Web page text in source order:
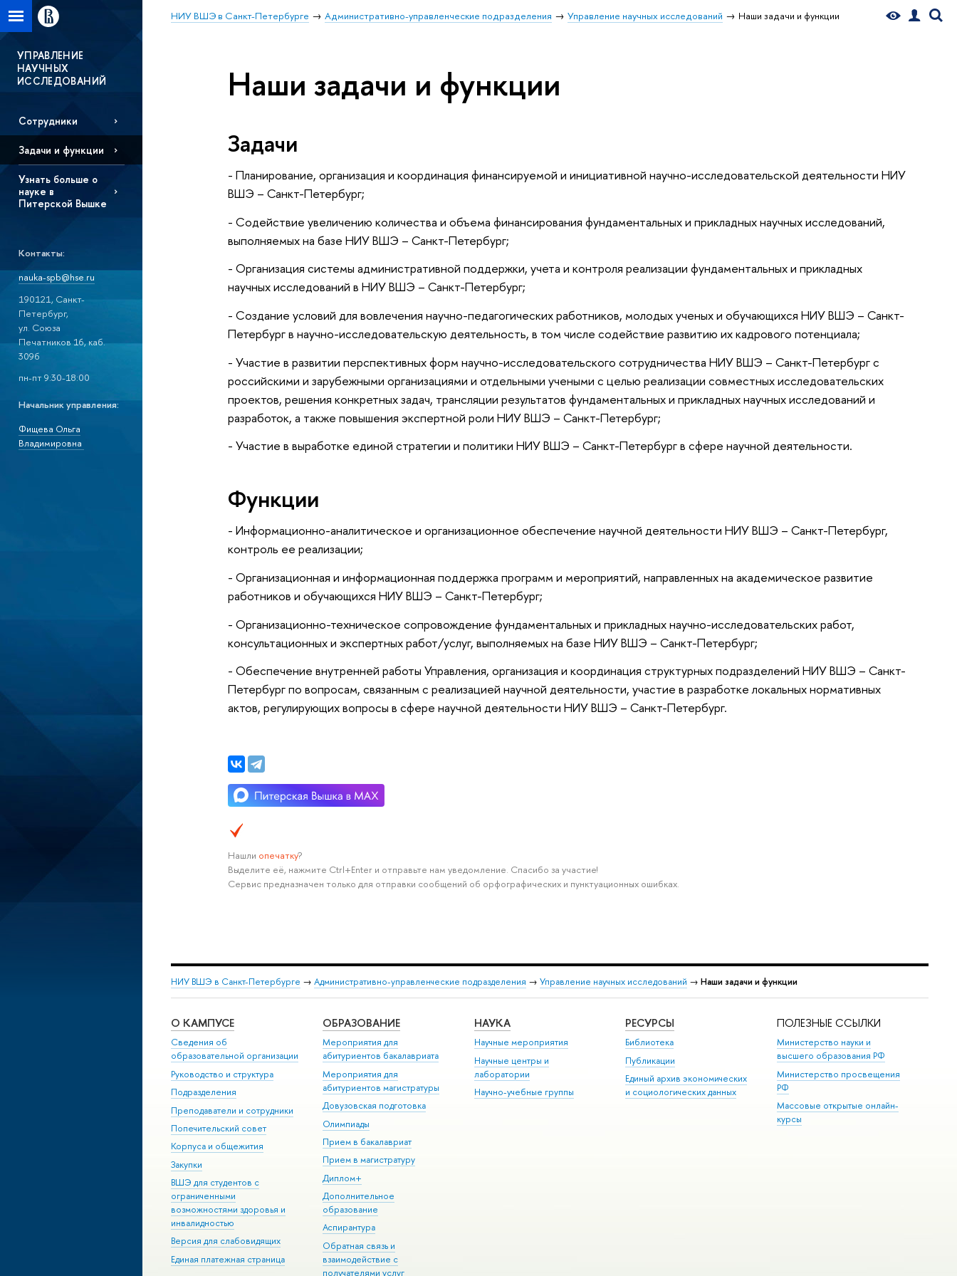
НИУ ВШЭ в Санкт-Петербурге Административно-управленческие подразделения Управление научных исследований Наши задачи и функции
УПРАВЛЕНИЕ
НАУЧНЫХ
ИССЛЕДОВАНИЙ
Сотрудники
Задачи и функции
Узнать больше о
науке в
Питерской Вышке
Контакты:
nauka-spb@hse.ru
190121, Санкт-
Петербург,
ул. Союза
Печатников 16, каб.
309б
пн-пт 9:30-18:00
Начальник управления:
Фищева Ольга
Владимировна
Наши задачи и функции
Задачи
- Планирование, организация и координация финансируемой и инициативной научно-исследовательской деятельности НИУ
ВШЭ – Санкт-Петербург;
- Содействие увеличению количества и объема финансирования фундаментальных и прикладных научных исследований,
выполняемых на базе НИУ ВШЭ – Санкт-Петербург;
- Организация системы административной поддержки, учета и контроля реализации фундаментальных и прикладных
научных исследований в НИУ ВШЭ – Санкт-Петербург;
- Создание условий для вовлечения научно-педагогических работников, молодых ученых и обучающихся НИУ ВШЭ – Санкт-
Петербург в научно-исследовательскую деятельность, в том числе содействие развитию их кадрового потенциала;
- Участие в развитии перспективных форм научно-исследовательского сотрудничества НИУ ВШЭ – Санкт-Петербург с
российскими и зарубежными организациями и отдельными учеными с целью реализации совместных исследовательских
проектов, решения конкретных задач, трансляции результатов фундаментальных и прикладных научных исследований и
разработок, а также повышения экспертной роли НИУ ВШЭ – Санкт-Петербург;
- Участие в выработке единой стратегии и политики НИУ ВШЭ – Санкт-Петербург в сфере научной деятельности.
Функции
- Информационно-аналитическое и организационное обеспечение научной деятельности НИУ ВШЭ – Санкт-Петербург,
контроль ее реализации;
- Организационная и информационная поддержка программ и мероприятий, направленных на академическое развитие
работников и обучающихся НИУ ВШЭ – Санкт-Петербург;
- Организационно-техническое сопровождение фундаментальных и прикладных научно-исследовательских работ,
консультационных и экспертных работ/услуг, выполняемых на базе НИУ ВШЭ – Санкт-Петербург;
- Обеспечение внутренней работы Управления, организация и координация структурных подразделений НИУ ВШЭ – Санкт-
Петербург по вопросам, связанным с реализацией научной деятельности, участие в разработке локальных нормативных
актов, регулирующих вопросы в сфере научной деятельности НИУ ВШЭ – Санкт-Петербург.
Нашли опечатку?
Выделите её, нажмите Ctrl+Enter и отправьте нам уведомление. Спасибо за участие!
Сервис предназначен только для отправки сообщений об орфографических и пунктуационных ошибках.
НИУ ВШЭ в Санкт-Петербурге → Административно-управленческие подразделения → Управление научных исследований → Наши задачи и функции
О КАМПУСЕ
Сведения об
образовательной организации
Руководство и структура
Подразделения
Преподаватели и сотрудники
Попечительский совет
Корпуса и общежития
Закупки
ВШЭ для студентов с
ограниченными
возможностями здоровья и
инвалидностью
Версия для слабовидящих
Единая платежная страница
ОБРАЗОВАНИЕ
Мероприятия для
абитуриентов бакалавриата
Мероприятия для
абитуриентов магистратуры
Довузовская подготовка
Олимпиады
Прием в бакалавриат
Прием в магистратуру
Диплом+
Дополнительное
образование
Аспирантура
Обратная связь и
взаимодействие с
получателями услуг
НАУКА
Научные мероприятия
Научные центры и
лаборатории
Научно-учебные группы
РЕСУРСЫ
Библиотека
Публикации
Единый архив экономических
и социологических данных
ПОЛЕЗНЫЕ ССЫЛКИ
Министерство науки и
высшего образования РФ
Министерство просвещения
РФ
Массовые открытые онлайн-
курсы